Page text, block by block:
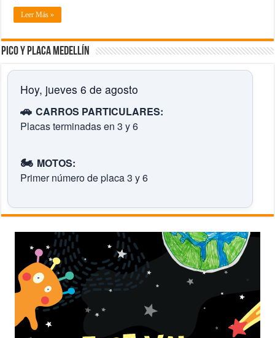
Leer Más »
Pico y placa Medellín
Hoy, jueves 6 de agosto
🚗 CARROS PARTICULARES:
Placas terminadas en 3 y 6
🏍️ MOTOS:
Primer número de placa 3 y 6